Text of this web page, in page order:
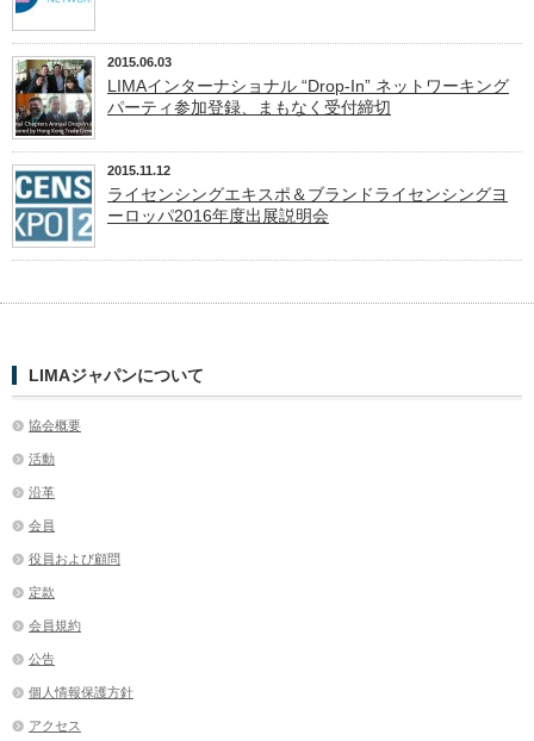
2015.06.03
LIMAインターナショナル “Drop-In” ネットワーキング
パーティ参加登録、まもなく受付締切
2015.11.12
ライセンシングエキスポ＆ブランドライセンシングヨ
ーロッパ2016年度出展説明会
LIMAジャパンについて
協会概要
活動
沿革
会員
役員および顧問
定款
会員規約
公告
個人情報保護方針
アクセス